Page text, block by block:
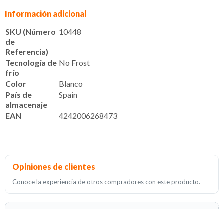
Información adicional
SKU (Número
de
Referencia)
10448
Tecnología de
frío
No Frost
Color
Blanco
País de
almacenaje
Spain
EAN 4242006268473
Opiniones de clientes
Conoce la experiencia de otros compradores con este producto.